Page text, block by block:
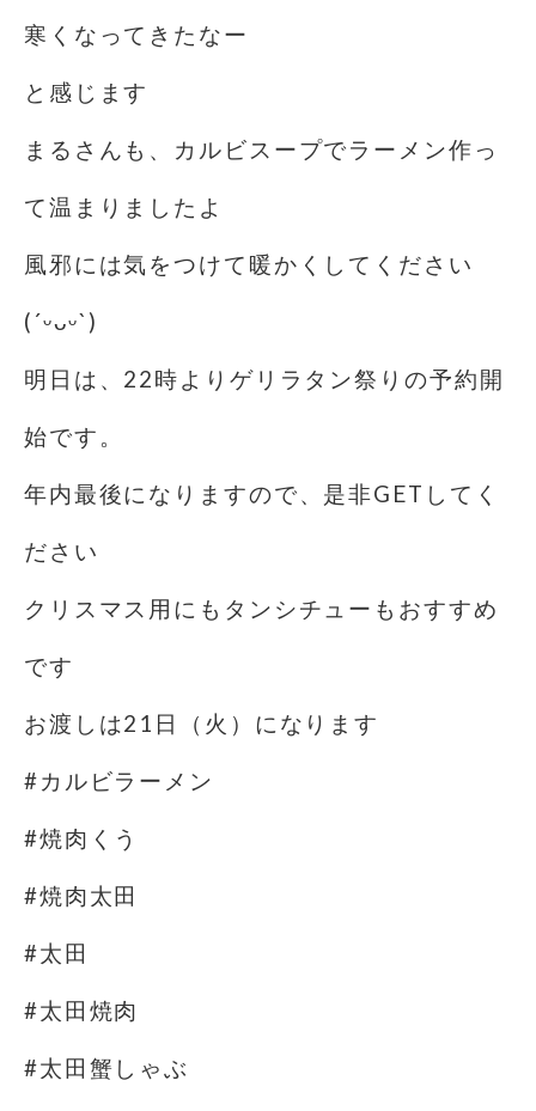
寒くなってきたなー
と感じます️
まるさんも、カルビスープでラーメン作っ
て温まりましたよ
風邪には気をつけて暖かくしてください
(´ᵕᴗᵕ`)
明日は、22時よりゲリラタン祭りの予約開
始です。
年内最後になりますので、是非GETしてく
ださい️
クリスマス用にもタンシチューもおすすめ
です
お渡しは21日（火）になります
#カルビラーメン
#焼肉くう
#焼肉太田
#太田
#太田焼肉
#太田蟹しゃぶ